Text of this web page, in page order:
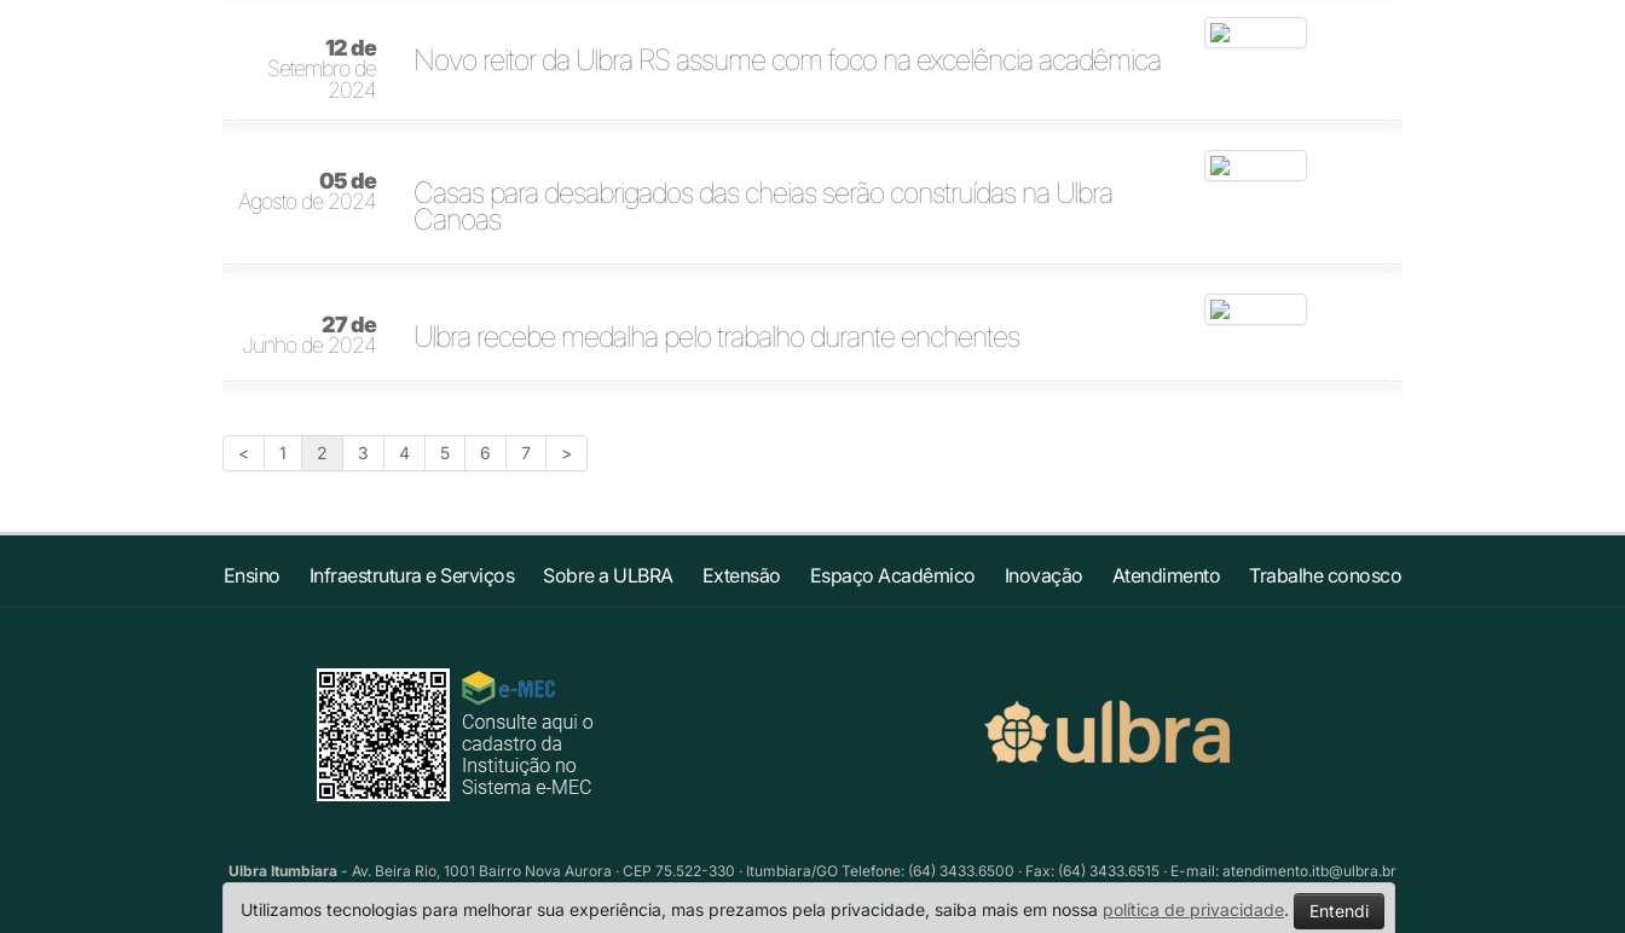
12 de
Setembro de
2024
Novo reitor da Ulbra RS assume com foco na excelência acadêmica
05 de
Agosto de 2024
Casas para desabrigados das cheias serão construídas na Ulbra
Canoas
27 de
Junho de 2024
Ulbra recebe medalha pelo trabalho durante enchentes
< 1 2 3 4 5 6 7 >
Ensino Infraestrutura e Serviços Sobre a ULBRA Extensão Espaço Acadêmico Inovação Atendimento Trabalhe conosco
Ulbra Itumbiara - Av. Beira Rio, 1001 Bairro Nova Aurora · CEP 75.522-330 · Itumbiara/GO Telefone: (64) 3433.6500 · Fax: (64) 3433.6515 · E-mail: atendimento.itb@ulbra.br
Utilizamos tecnologias para melhorar sua experiência, mas prezamos pela privacidade, saiba mais em nossa política de privacidade. Entendi